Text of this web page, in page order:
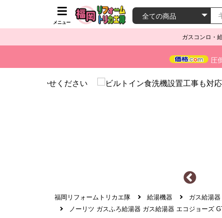
メニュー
ガスコンロ・
圧
福岡リフォームトリカエ隊 給湯機器 ガス給湯器
ノーリツ ガスふろ給湯器 ガス給湯器 エコジョーズ